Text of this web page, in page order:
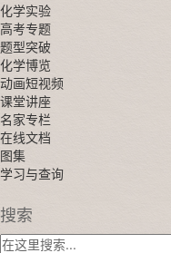
化学实验
高考专题
题型突破
化学博览
动画短视频
课堂讲座
名家专栏
在线文档
图集
学习与查询
搜索